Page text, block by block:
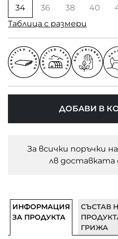
34 36 38 40
Таблица с размери
ДОБАВИ В
За всички поръчки
лв доставката
ИНФОРМАЦИЯ
ЗА ПРОДУКТА
СЪСТАВ
ГРИЖА